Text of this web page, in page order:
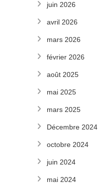
juin 2026
avril 2026
mars 2026
février 2026
août 2025
mai 2025
mars 2025
Décembre 2024
octobre 2024
juin 2024
mai 2024